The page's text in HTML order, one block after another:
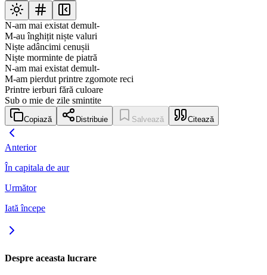
N-am mai existat demult-
M-au înghițit niște valuri
Niște adâncimi cenușii
Niște morminte de piatră
N-am mai existat demult-
M-am pierdut printre zgomote reci
Printre ierburi fără culoare
Sub o mie de zile smintite
Copiază Distribuie Salvează Citează
Anterior
În capitala de aur
Următor
Iată începe
Despre aceasta lucrare